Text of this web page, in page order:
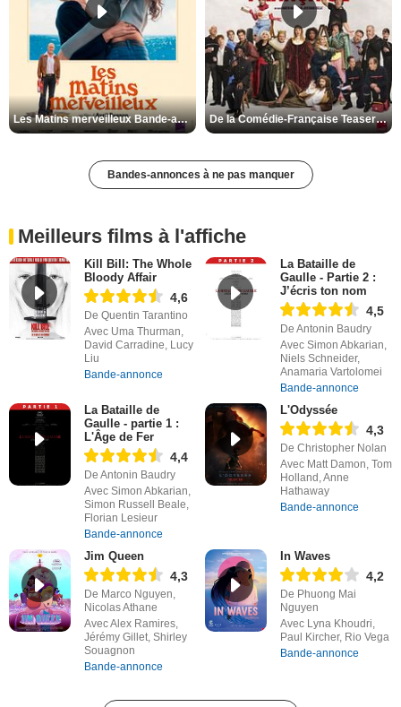
Les Matins merveilleux Bande-annonce VF De la Comédie-Française Teaser VF
Bandes-annonces à ne pas manquer
Meilleurs films à l'affiche
Kill Bill: The Whole
Bloody Affair
4,6
De Quentin Tarantino
Avec Uma Thurman,
David Carradine, Lucy
Liu
Bande-annonce
La Bataille de
Gaulle - Partie 2 :
J’écris ton nom
4,5
De Antonin Baudry
Avec Simon Abkarian,
Niels Schneider,
Anamaria Vartolomei
Bande-annonce
La Bataille de
Gaulle - partie 1 :
L'Âge de Fer
4,4
De Antonin Baudry
Avec Simon Abkarian,
Simon Russell Beale,
Florian Lesieur
Bande-annonce
L'Odyssée
4,3
De Christopher Nolan
Avec Matt Damon, Tom
Holland, Anne
Hathaway
Bande-annonce
Jim Queen
4,3
De Marco Nguyen,
Nicolas Athane
Avec Alex Ramires,
Jérémy Gillet, Shirley
Souagnon
Bande-annonce
In Waves
4,2
De Phuong Mai
Nguyen
Avec Lyna Khoudri,
Paul Kircher, Rio Vega
Bande-annonce